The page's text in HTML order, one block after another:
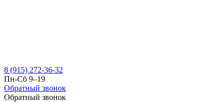
8 (915) 272-36-32
Пн-Сб 9–19
Обратный звонок
Обратный звонок